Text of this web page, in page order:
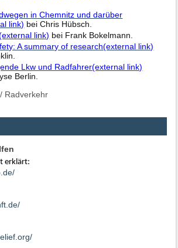
in Chemnitz und darüber
link) bei Chris Hübsch.
link) bei Frank Bokelmann.
A summary of research(external link)
Lkw und Radfahrer(external link)
Berlin.
/ Radverkehr
erklärt: